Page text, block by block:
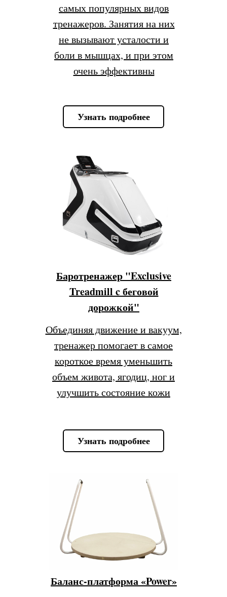
самых популярных видов
тренажеров. Занятия на них
не вызывают усталости и
боли в мышцах, и при этом
очень эффективны
Узнать подробнее
Баротренажер "Exclusive
Treadmill c беговой
дорожкой"
Объединяя движение и вакуум,
тренажер помогает в самое
короткое время уменьшить
объем живота, ягодиц, ног и
улучшить состояние кожи
Узнать подробнее
Баланс-платформа «Power»